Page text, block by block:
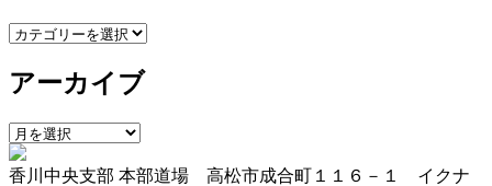
カ
ゴ
ー
アーカイブ
ア
ー
カ
香川中央支部 本部道場 高松市成合町１１６－１ イクナ